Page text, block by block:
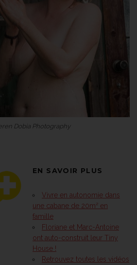
Dobia Photography
EN SAVOIR PLUS
Vivre en autonomie dans
une cabane de 20m² en
famille
Floriane et Marc-Antoine
ont auto-construit leur Tiny
House !
Retrouvez toutes les vidéos